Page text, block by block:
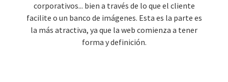
corporativos... bien a través de lo que el cliente
facilite o un banco de imágenes. Esta es la parte es
la más atractiva, ya que la web comienza a tener
forma y definición.